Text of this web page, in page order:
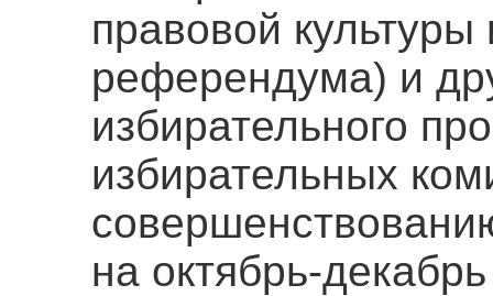
правовой культуры
референдума) и
избирательного
избирательных
на октябрь-